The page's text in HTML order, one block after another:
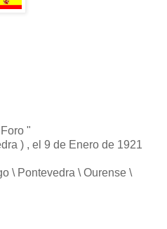
"
) , el 9 de Enero de 1921
\ Pontevedra \ Ourense \